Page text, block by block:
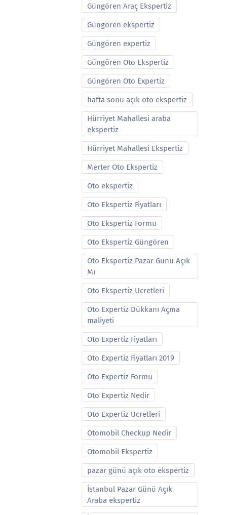
Güngören Araç Ekspertiz
Güngören ekspertiz
Güngören expertiz
Güngören Oto Ekspertiz
Güngören Oto Expertiz
hafta sonu açık oto ekspertiz
Hürriyet Mahallesi araba
ekspertiz
Hürriyet Mahallesi Ekspertiz
Merter Oto Ekspertiz
Oto ekspertiz
Oto Ekspertiz Fiyatları
Oto Ekspertiz Formu
Oto Ekspertiz Güngören
Oto Ekspertiz Pazar Günü Açık
Mı
Oto Ekspertiz Ucretleri
Oto Expertiz Dükkanı Açma
maliyeti
Oto Expertiz Fiyatları
Oto Expertiz Fiyatları 2019
Oto Expertiz Formu
Oto Expertiz Nedir
Oto Expertiz Ucretleri
Otomobil Checkup Nedir
Otomobil Ekspertiz
pazar günü açık oto ekspertiz
İstanbul Pazar Günü Açık
Araba ekspertiz